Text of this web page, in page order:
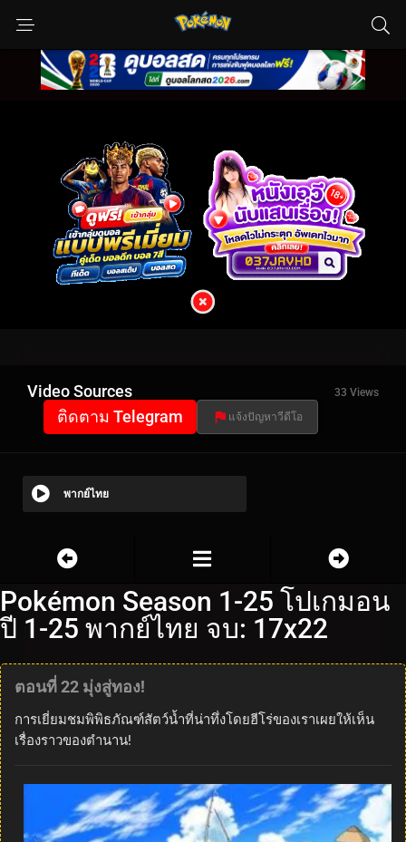
Video Sources 33 Views
ติดตาม Telegram แจ้งปัญหาวีดีโอ
พากย์ไทย
Pokémon Season 1-25 โปเกมอน
ปี 1-25 พากย์ไทย จบ: 17x22
ตอนที่ 22 มุ่งสู่ทอง!
การเยี่ยมชมพิพิธภัณฑ์สัตว์น้ำที่น่าทึ่งโดยฮีโร่ของเราเผยให้เห็น
เรื่องราวของตำนาน!